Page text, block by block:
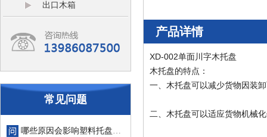
出口木箱
常见问题
哪些原因会影响塑料托盘的正常使用？
产品详情
XD-002单面川字木托盘
木托盘的特点：
一、木托盘可以减少货物因装
二、木托盘可以适应货物机械